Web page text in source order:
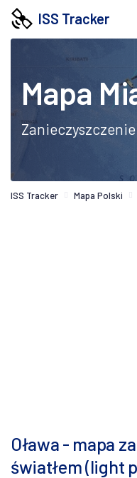
ISS Tracker
Mapa
ISS Tracker Mapa Polski
Oława - mapa
światłem (light